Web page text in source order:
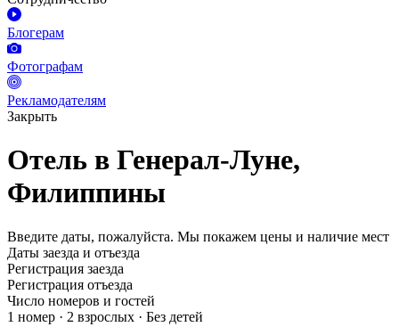
Блогерам
Фотографам
Рекламодателям
Закрыть
Отель в Генерал-Луне,
Филиппины
Введите даты, пожалуйста. Мы покажем цены и наличие мест
Даты заезда и отъезда
Регистрация заезда
Регистрация отъезда
Число номеров и гостей
1 номер · 2 взрослых · Без детей